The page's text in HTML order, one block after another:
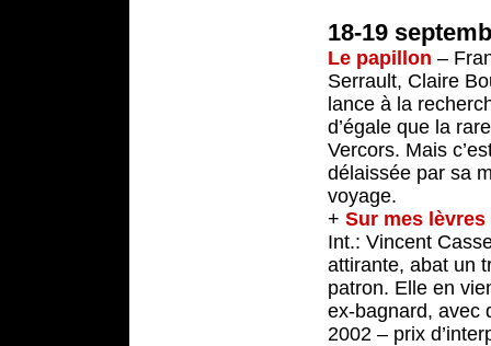
18-19
Le papillon –
Serrault, Claire
lance à la
d’égale que la
Vercors. Mais
délaissée par sa
voyage.
+ Sur mes lèvres
Int.: Vincent
attirante, abat un
patron. Elle en
ex-bagnard, avec
2002 – prix